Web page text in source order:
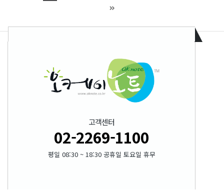
고객센터
02-2269-1100
평일 08:30 ~ 18:30 공휴일 토요일 휴무